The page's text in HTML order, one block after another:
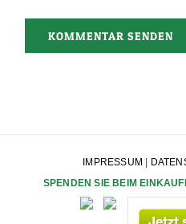
IMPRESSUM
SPENDEN SIE BEIM